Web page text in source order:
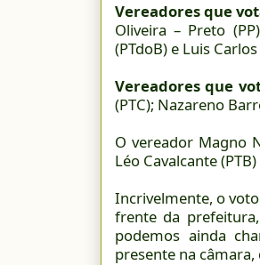
Vereadores que
Oliveira – Preto
(PTdoB) e Luis
Vereadores que
(PTC); Nazareno
O vereador Magno
Léo Cavalcante
Incrivelmente, o
frente da
podemos ainda
presente na